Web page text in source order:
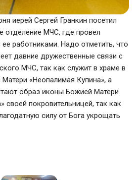
иерей Сергей Гранкин посетил
отделение МЧС, где провел
работниками. Надо отметить, что
давние дружественные связи с
МЧС, так как служит в храме в
«Неопалимая Купина», а
образ иконы Божией Матери
своей покровительницей, так как
силу от Бога укрощать